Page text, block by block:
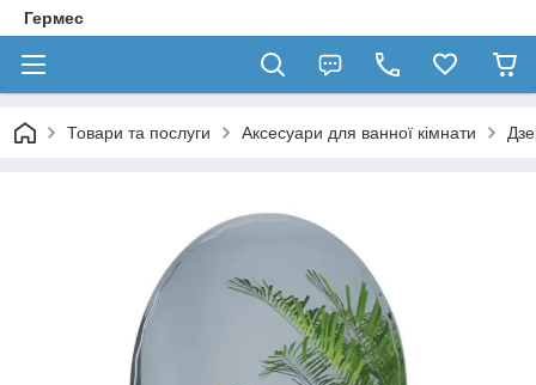
Гермес
Товари та послуги Аксесуари для ванної кімнати